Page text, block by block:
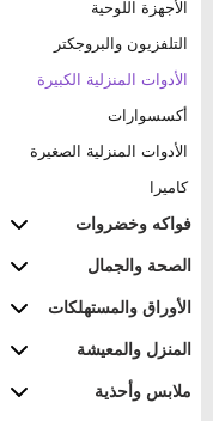
الأجهزة اللوحية
التلفزيون والبروجكتر
الأدوات المنزلية الكبيرة
أكسسوارات
الأدوات المنزلية الصغيرة
كاميرا
فواكه وخضروات
الصحة والجمال
الأوراق والمستهلكات
المنزل والمعيشة
ملابس وأحذية